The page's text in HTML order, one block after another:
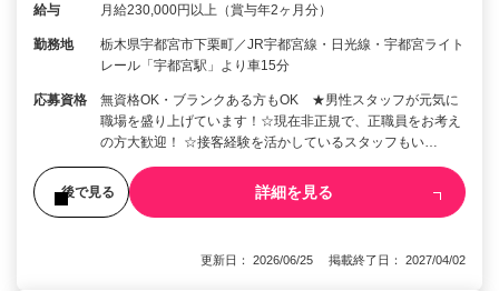
給与 月給230,000円以上（賞与年2ヶ月分）
勤務地
栃木県宇都宮市下栗町／JR宇都宮線・日光線・宇都宮ライト
レール「宇都宮駅」より車15分
応募資格
無資格OK・ブランクある方もOK ★男性スタッフが元気に
職場を盛り上げています！☆現在非正規で、正職員をお考え
の方大歓迎！ ☆接客経験を活かしているスタッフもい…
後で見る 詳細を見る
更新日： 2026/06/25 掲載終了日： 2027/04/02